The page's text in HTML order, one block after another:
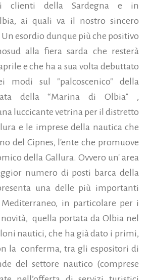
clienti della Sardegna e in
ai quali va il nostro sincero
esordio dunque più che positivo
alla fiera sarda che resterà
e che ha a sua volta debuttato
modi sul "palcoscenico" della
della “Marina di Olbia” ,
luccicante vetrina per il distretto
e le imprese della nautica che
del Cipnes, l'ente che promuove
della Gallura. Ovvero un' area
numero di posti barca della
una delle più importanti
in particolare per i
quella portata da Olbia nel
nautici, che ha già dato i primi,
la conferma, tra gli espositori di
del settore nautico (comprese